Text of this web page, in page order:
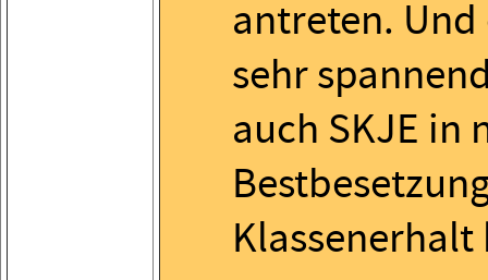
antreten.
sehr
auch SKJE in